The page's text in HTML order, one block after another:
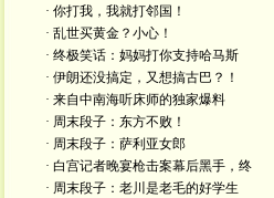
· 你打我，我就打邻国！
· 乱世买黄金？小心！
· 终极笑话：妈妈打你支持哈马斯
· 伊朗还没搞定，又想搞古巴？！
· 来自中南海听床师的独家爆料
· 周末段子：东方不败！
· 周末段子：萨利亚女郎
· 白宫记者晚宴枪击案幕后黑手，终
· 周末段子：老川是老毛的好学生